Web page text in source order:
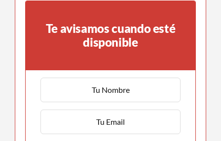
Te avisamos cuando esté
disponible